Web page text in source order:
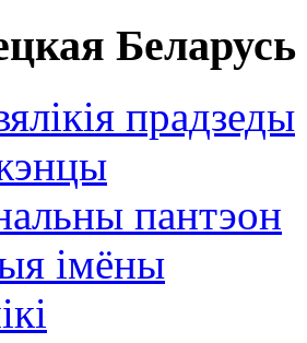
Беларусь
прадзеды
пантэон
імёны